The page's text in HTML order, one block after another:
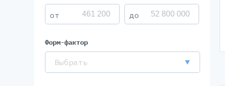
Форм-фактор
Выбрать